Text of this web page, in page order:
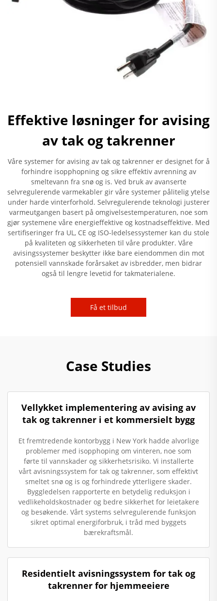
Effektive løsninger for avising
av tak og takrenner
Våre systemer for avising av tak og takrenner er designet for å
forhindre isopphopning og sikre effektiv avrenning av
smeltevann fra snø og is. Ved bruk av avanserte
selvregulerende varmekabler gir våre systemer pålitelig ytelse
under harde vinterforhold. Selvregulerende teknologi justerer
varmeutgangen basert på omgivelsestemperaturen, noe som
gjør systemene våre energieffektive og kostnadseffektive. Med
sertifiseringer fra UL, CE og ISO-ledelsessystemer kan du stole
på kvaliteten og sikkerheten til våre produkter. Våre
avisingssystemer beskytter ikke bare eiendommen din mot
potensiell vannskade forårsaket av isbredder, men bidrar
også til lengre levetid for takmaterialene.
Få et tilbud
Case Studies
Vellykket implementering av avising av
tak og takrenner i et kommersielt bygg
Et fremtredende kontorbygg i New York hadde alvorlige
problemer med isopphoping om vinteren, noe som
førte til vannskader og sikkerhetsrisiko. Vi installerte
vårt avisningssystem for tak og takrenner, som effektivt
smeltet snø og is og forhindrede ytterligere skader.
Byggledelsen rapporterte en betydelig reduksjon i
vedlikeholdskostnader og bedre sikkerhet for leietakere
og besøkende. Vårt systems selvregulerende funksjon
sikret optimal energiforbruk, i tråd med byggets
bærekraftsmål.
Residentielt avisningssystem for tak og
takrenner for hjemmeeiere